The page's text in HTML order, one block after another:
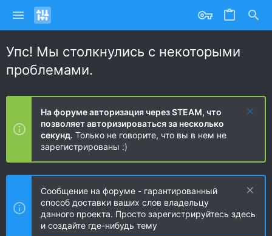
Упс! Мы столкнулись с некоторыми
проблемами.
На форуме авторизация через STEAM, что
позволяет авторизироваться за несколько
секунд. Только не говорите, что вы в нем не
зарегистрированы :)
Сообщение на форуме - гарантированный
способ доставки ваших слов владельцу
данного проекта. Просто зарегистрируйтесь здесь
и создайте где-нибудь тему